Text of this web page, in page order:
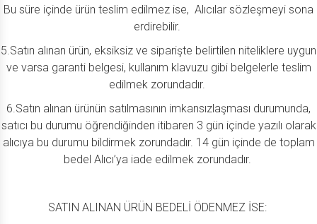
Bu süre içinde ürün teslim edilmez ise, Alıcılar sözleşmeyi sona
erdirebilir.
5.Satın alınan ürün, eksiksiz ve siparişte belirtilen niteliklere uygun
ve varsa garanti belgesi, kullanım klavuzu gibi belgelerle teslim
edilmek zorundadır.
6.Satın alınan ürünün satılmasının imkansızlaşması durumunda,
satıcı bu durumu öğrendiğinden itibaren 3 gün içinde yazılı olarak
alıcıya bu durumu bildirmek zorundadır. 14 gün içinde de toplam
bedel Alıcı’ya iade edilmek zorundadır.
SATIN ALINAN ÜRÜN BEDELİ ÖDENMEZ İSE: